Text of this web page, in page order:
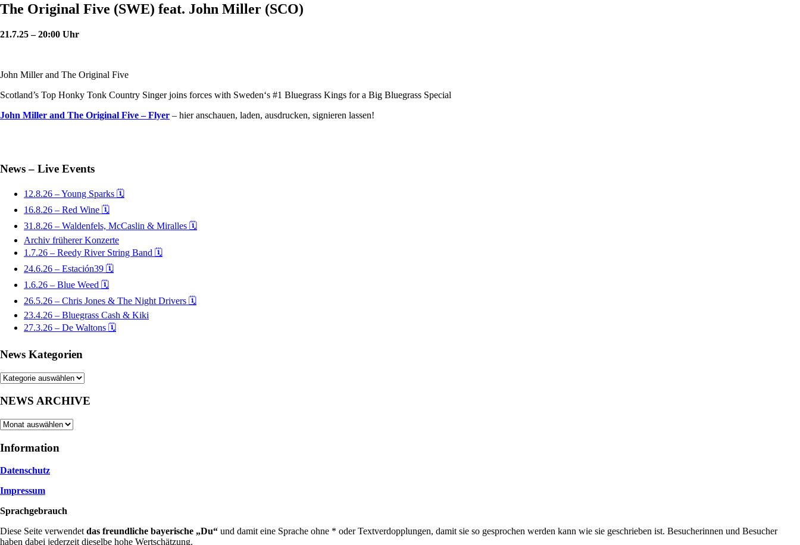
The Original Five (SWE) feat. John Miller (SCO)
21.7.25 – 20:00 Uhr
John Miller and The Original Five
Scotland’s Top Honky Tonk Country Singer joins forces with Sweden‘s #1 Bluegrass Kings for a Big Bluegrass Special
John Miller and The Original Five – Flyer – hier anschauen, laden, ausdrucken, signieren lassen!
News – Live Events
12.8.26 – Young Sparks 🗓
16.8.26 – Red Wine 🗓
31.8.26 – Waldenfels, McCaslin & Miralles 🗓
Archiv früherer Konzerte
1.7.26 – Reedy River String Band 🗓
24.6.26 – Estación39 🗓
1.6.26 – Blue Weed 🗓
26.5.26 – Chris Jones & The Night Drivers 🗓
23.4.26 – Bluegrass Cash & Kiki
27.3.26 – De Waltons 🗓
News Kategorien
News
NEWS ARCHIVE
NEWS
Information
Datenschutz
Impressum
Sprachgebrauch
Diese Seite verwendetdas freundliche bayerische „Du“ und damit eine Sprache ohne * oder Textverdopplungen, damit sie so gesprochen werden kann wie sie geschrieben ist. Besucherinnen und Besucher
haben dabei jederzeit dieselbe hohe Wertschätzung.